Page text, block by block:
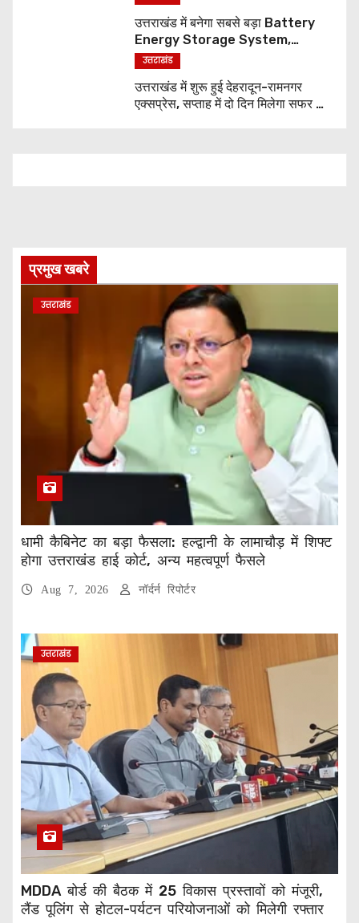
उत्तराखंड में बनेगा सबसे बड़ा Battery
Energy Storage System,
UJVNL लगाएगा 352 करोड़ का प्रोजेक्ट
उत्तराखंड
उत्तराखंड में शुरू हुई देहरादून-रामनगर
एक्सप्रेस, सप्ताह में दो दिन मिलेगा सफर का
प्रमुख खबरे
उत्तराखंड
धामी कैबिनेट का बड़ा फैसला: हल्द्वानी के लामाचौड़ में शिफ्ट
होगा उत्तराखंड हाई कोर्ट, अन्य महत्वपूर्ण फैसले
Aug 7, 2026 नॉर्दर्न रिपोर्टर
उत्तराखंड
MDDA बोर्ड की बैठक में 25 विकास प्रस्तावों को मंजूरी,
लैंड पूलिंग से होटल-पर्यटन परियोजनाओं को मिलेगी रफ्तार